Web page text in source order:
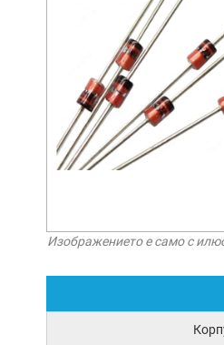
Изображението е само с